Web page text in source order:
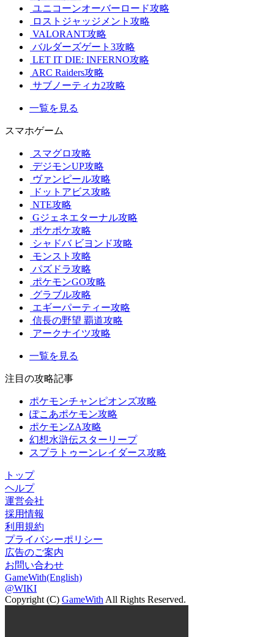
ユニコーンオーバーロード攻略
ロストジャッジメント攻略
VALORANT攻略
バルダーズゲート3攻略
LET IT DIE: INFERNO攻略
ARC Raiders攻略
サブノーティカ2攻略
一覧を見る
スマホゲーム
スマグロ攻略
デジモンUP攻略
ヴァンピール攻略
ドットアビス攻略
NTE攻略
Gジェネエターナル攻略
ポケポケ攻略
シャドバ ビヨンド攻略
モンスト攻略
パズドラ攻略
ポケモンGO攻略
グラブル攻略
エギーパーティー攻略
信長の野望 覇道攻略
アークナイツ攻略
一覧を見る
注目の攻略記事
ポケモンチャンピオンズ攻略
ぽこあポケモン攻略
ポケモンZA攻略
幻想水滸伝スターリープ
スプラトゥーンレイダース攻略
トップ
ヘルプ
運営会社
採用情報
利用規約
プライバシーポリシー
広告のご案内
お問い合わせ
GameWith(English)
@WIKI
Copyright (C) GameWith All Rights Reserved.